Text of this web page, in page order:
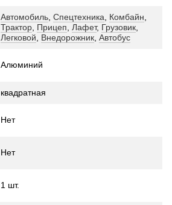
Автомобиль Спецтехника Комбайн
Трактор Прицеп Лафет, Грузовик
Легковой
Внедорожник Автобус
Алюминий
квадратная
Нет
Нет
1 шт.